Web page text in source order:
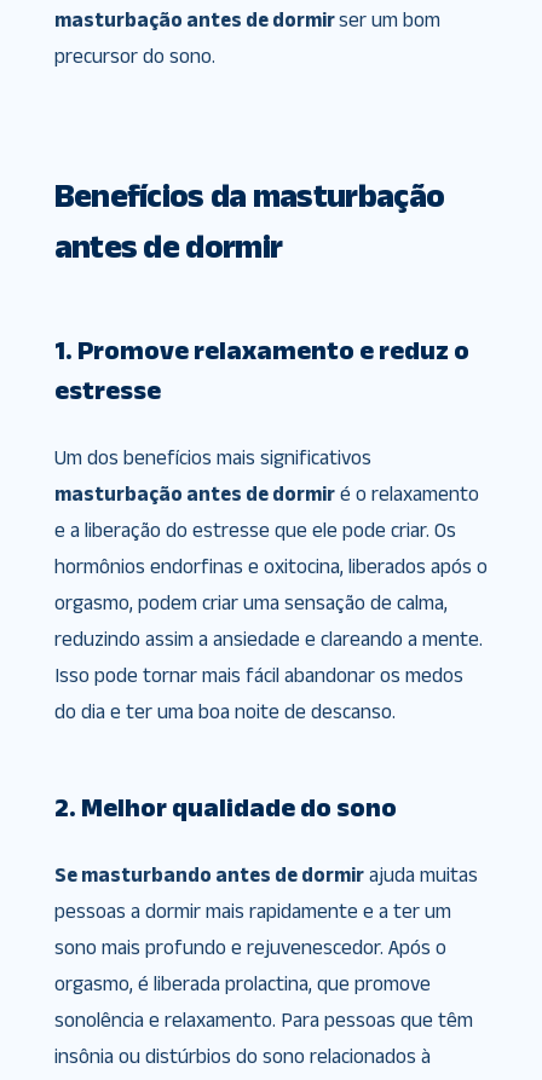
masturbação antes de dormirser um bom
precursor do sono.
Benefícios da masturbação
antes de dormir
1. Promove relaxamento e reduz o
estresse
Um dos benefícios mais significativos
masturbação antes de dormiré o relaxamento
e a liberação do estresse que ele pode criar. Os
hormônios endorfinas e oxitocina, liberados após o
orgasmo, podem criar uma sensação de calma,
reduzindo assim a ansiedade e clareando a mente.
Isso pode tornar mais fácil abandonar os medos
do dia e ter uma boa noite de descanso.
2. Melhor qualidade do sono
Se masturbando antes de dormirajuda muitas
pessoas a dormir mais rapidamente e a ter um
sono mais profundo e rejuvenescedor. Após o
orgasmo, é liberada prolactina, que promove
sonolência e relaxamento. Para pessoas que têm
insônia ou distúrbios do sono relacionados à